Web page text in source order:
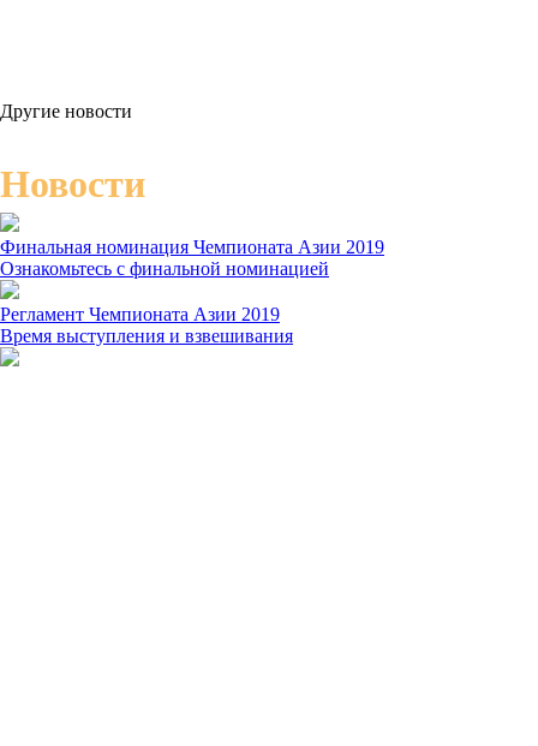
Новости
Другие новости
Финальная номинация Чемпионата Азии 2019
Ознакомьтесь с финальной номинацией
Регламент Чемпионата Азии 2019
Время выступления и взвешивания